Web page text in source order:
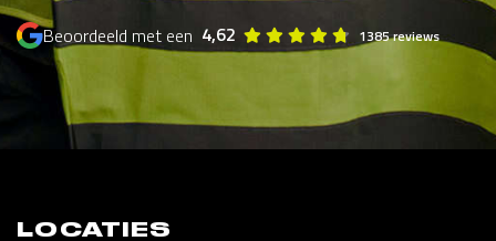
Beoordeeld met een 4,62 1385 reviews
LOCATIES